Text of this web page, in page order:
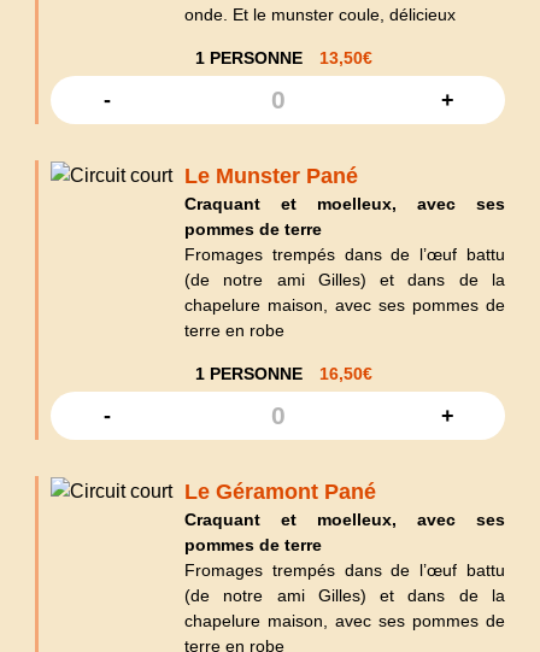
onde. Et le munster coule, délicieux
1 PERSONNE 13,50€
- +
Le Munster Pané
Craquant et moelleux, avec ses
pommes de terre
Fromages trempés dans de l’œuf battu
(de notre ami Gilles) et dans de la
chapelure maison, avec ses pommes de
terre en robe
1 PERSONNE 16,50€
- +
Le Géramont Pané
Craquant et moelleux, avec ses
pommes de terre
Fromages trempés dans de l’œuf battu
(de notre ami Gilles) et dans de la
chapelure maison, avec ses pommes de
terre en robe